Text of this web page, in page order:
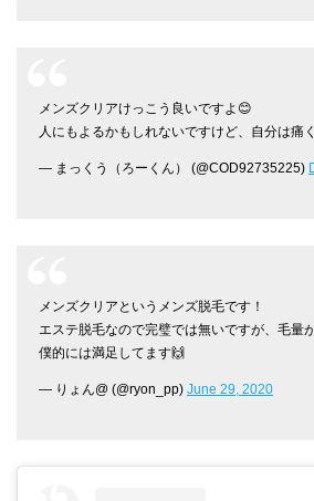
メンズクリアけっこう良いですよ😊
人にもよるかもしれないですけど、自分は痛
— まっくう（ろーくん） (@COD92735225)
メンズクリアというメンズ脱毛です！
エステ脱毛なので完璧では無いですが、毛量
僕的には満足してます🙌
— りょん@ (@ryon_pp) June 29, 2020